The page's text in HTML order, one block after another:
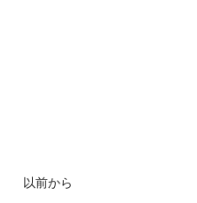
以前から